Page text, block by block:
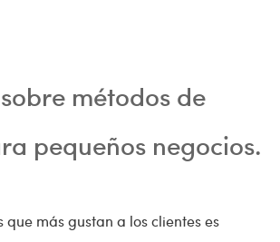
métodos de
pequeños negocios.
que más gustan a los clientes es